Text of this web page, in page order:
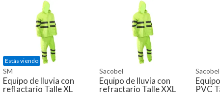
Estás viendo
SM
Equipo de lluvia con
reflactario Talle XL
Sacobel
Equipo de lluvia con
refractario Talle XXL
Sacobel
PVC